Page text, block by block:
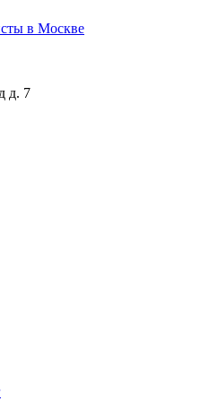
в Москве
д. 7